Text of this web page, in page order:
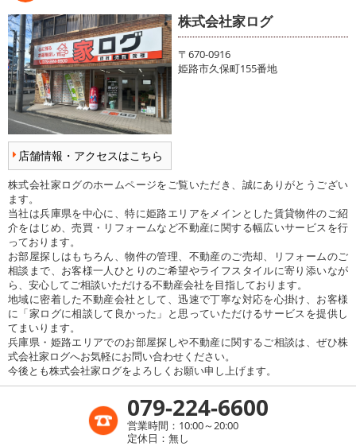
店舗情報・アクセスはこちら
株式会社家ログ
〒670-0916
姫路市久保町155番地
株式会社家ログのホームページをご覧いただき、誠にありがとうござい
ます。
当社は兵庫県を中心に、特に姫路エリアをメインとした賃貸物件のご紹
介をはじめ、売買・リフォームなど不動産に関する幅広いサービスを行
っております。
お部屋探しはもちろん、物件の管理、不動産のご売却、リフォームのご
相談まで、お客様一人ひとりのご希望やライフスタイルに寄り添いなが
ら、安心してご相談いただける不動産会社を目指しております。
地域に密着した不動産会社として、迅速で丁寧な対応を心掛け、お客様
に「家ログに相談して良かった」と思っていただけるサービスを提供し
てまいります。
兵庫県・姫路エリアでのお部屋探しや不動産に関するご相談は、ぜひ株
式会社家ログへお気軽にお問い合わせください。
今後とも株式会社家ログをよろしくお願い申し上げます。
079-224-6600
営業時間：10:00～20:00
定休日：無し